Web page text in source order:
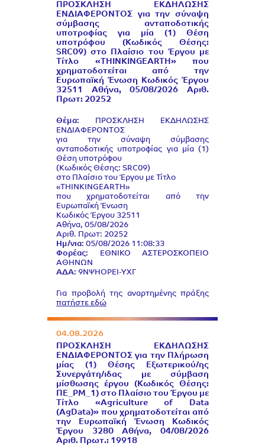
ΠΡΟΣΚΛΗΣΗ ΕΚΔΗΛΩΣΗΣ
ΕΝΔΙΑΦΕΡΟΝΤΟΣ για την σύναψη
σύμβασης ανταποδοτικής
υποτροφίας για μία (1) Θέση
υποτρόφου (Κωδικός Θέσης:
SRC09) στο Πλαίσιο του Έργου με
Τίτλο «THINKINGEARTH» που
χρηματοδοτείται από την
Ευρωπαϊκή Ένωση Κωδικός Έργου
32511 Αθήνα, 05/08/2026 Αριθ.
Πρωτ: 20252
Θέμα: ΠΡΟΣΚΛΗΣΗ ΕΚΔΗΛΩΣΗΣ
ΕΝΔΙΑΦΕΡΟΝΤΟΣ
για την σύναψη σύμβασης
ανταποδοτικής υποτροφίας για μία (1)
Θέση υποτρόφου
(Κωδικός Θέσης: SRC09)
στο Πλαίσιο του Έργου με Τίτλο
«THINKINGEARTH»
που χρηματοδοτείται από την
Ευρωπαϊκή Ένωση
Κωδικός Έργου 32511
Αθήνα, 05/08/2026
Αριθ. Πρωτ: 20252
Ημ/νια: 05/08/2026 11:08:33
Φορέας: ΕΘΝΙΚΟ ΑΣΤΕΡΟΣΚΟΠΕΙΟ
ΑΘΗΝΩΝ
ΑΔΑ: 9ΝΨΗΟΡΕΙ-ΥΧΓ
Για προβολή της αναρτημένης πράξης
πατήστε εδώ
04.08.2026
ΠΡΟΣΚΛΗΣΗ ΕΚΔΗΛΩΣΗΣ
ΕΝΔΙΑΦΕΡΟΝΤΟΣ για την Πλήρωση
μίας (1) Θέσης Εξωτερικού/ης
Συνεργάτη/ιδας με σύμβαση
μίσθωσης έργου (Κωδικός Θέσης:
ΠΕ_PM_1) στο Πλαίσιο του Έργου με
Τίτλο «Agriculture of Data
(AgData)» που χρηματοδοτείται από
την Ευρωπαϊκή Ένωση Κωδικός
Έργου 3280 Αθήνα, 04/08/2026
Αριθ. Πρωτ.: 19918